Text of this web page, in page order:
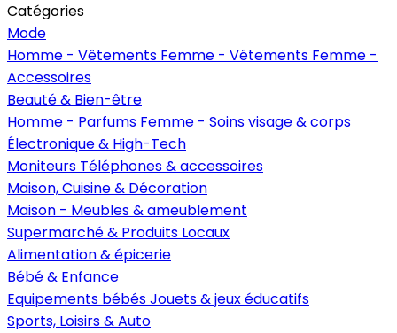
Catégories
Mode
Homme - Vêtements Femme - Vêtements Femme -
Accessoires
Beauté & Bien-être
Homme - Parfums Femme - Soins visage & corps
Électronique & High-Tech
Moniteurs Téléphones & accessoires
Maison, Cuisine & Décoration
Maison - Meubles & ameublement
Supermarché & Produits Locaux
Alimentation & épicerie
Bébé & Enfance
Equipements bébésJouets & jeux éducatifs
Sports, Loisirs & Auto